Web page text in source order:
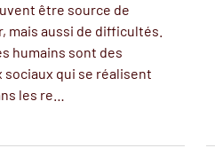
être source de
mais aussi de difficultés.
humains sont des
sociaux qui se réalisent
les re…